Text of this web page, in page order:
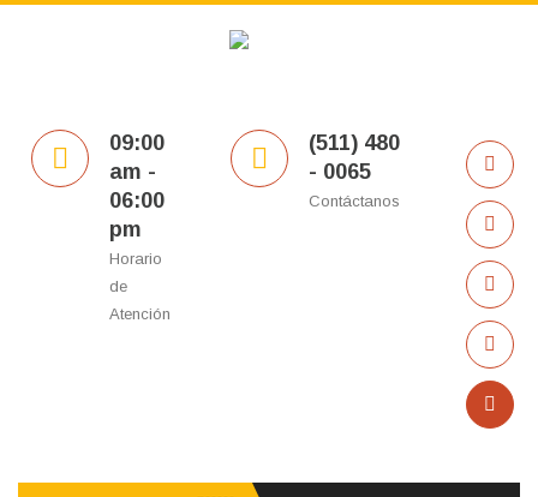
09:00
am -
06:00
pm
Horario
de
Atención
(511) 480
- 0065
Contáctanos